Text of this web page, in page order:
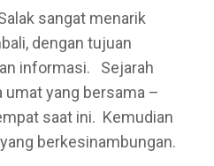
sangat menarik
dengan tujuan
informasi. Sejarah
umat yang bersama –
saat ini. Kemudian
berkesinambungan.